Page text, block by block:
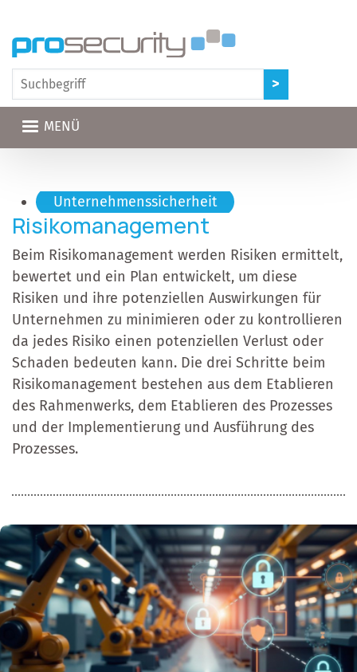
MENÜ
Hauptnavigation
Unternehmenssicherheit
Risikomanagement
Beim Risikomanagement werden Risiken ermittelt,
bewertet und ein Plan entwickelt, um diese
Risiken und ihre potenziellen Auswirkungen für
Unternehmen zu minimieren oder zu kontrollieren
da jedes Risiko einen potenziellen Verlust oder
Schaden bedeuten kann. Die drei Schritte beim
Risikomanagement bestehen aus dem Etablieren
des Rahmenwerks, dem Etablieren des Prozesses
und der Implementierung und Ausführung des
Prozesses.